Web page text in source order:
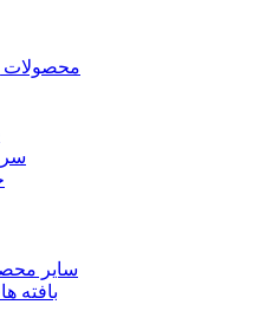
محصولات
سایر
بافته